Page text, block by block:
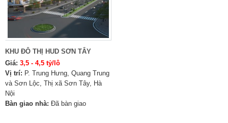
KHU ĐÔ THỊ HUD SƠN TÂY
Giá: 3,5 - 4,5 tỷ/lô
Vị trí: P. Trung Hưng, Quang Trung
và Sơn Lộc, Thị xã Sơn Tây, Hà
Nội
Bàn giao nhà: Đã bàn giao